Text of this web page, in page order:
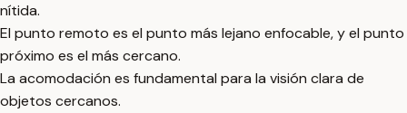
nítida.
El punto remoto es el punto más lejano enfocable, y el punto
próximo es el más cercano.
La acomodación es fundamental para la visión clara de
objetos cercanos.